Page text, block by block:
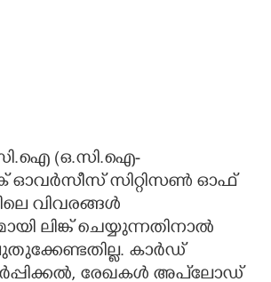
(ഒ.സി.ഐ-
ഓവർസീസ് സിറ്റിസൺ ഓഫ്
വിവരങ്ങൾ
ലിങ്ക് ചെയ്യുന്നതിനാൽ
കാർഡ്
രേഖകൾ അപ്‌ലോഡ്